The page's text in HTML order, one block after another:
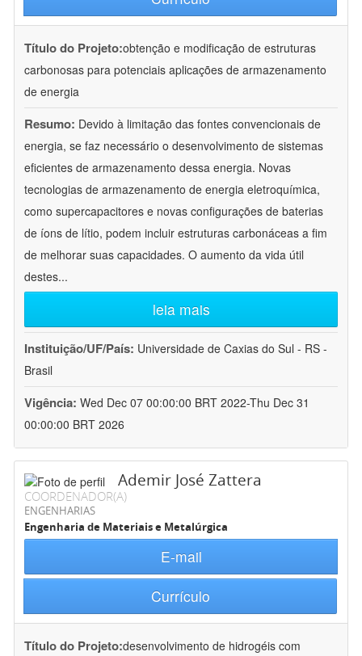
Título do Projeto:obtenção e modificação de estruturas
carbonosas para potenciais aplicações de armazenamento
de energia
Resumo: Devido à limitação das fontes convencionais de
energia, se faz necessário o desenvolvimento de sistemas
eficientes de armazenamento dessa energia. Novas
tecnologias de armazenamento de energia eletroquímica,
como supercapacitores e novas configurações de baterias
de íons de lítio, podem incluir estruturas carbonáceas a fim
de melhorar suas capacidades. O aumento da vida útil
destes...
leia mais
Instituição/UF/País: Universidade de Caxias do Sul - RS -
Brasil
Vigência: Wed Dec 07 00:00:00 BRT 2022-Thu Dec 31
00:00:00 BRT 2026
Ademir José Zattera
COORDENADOR(A)
ENGENHARIAS
Engenharia de Materiais e Metalúrgica
E-mail
Currículo
Título do Projeto:desenvolvimento de hidrogéis com